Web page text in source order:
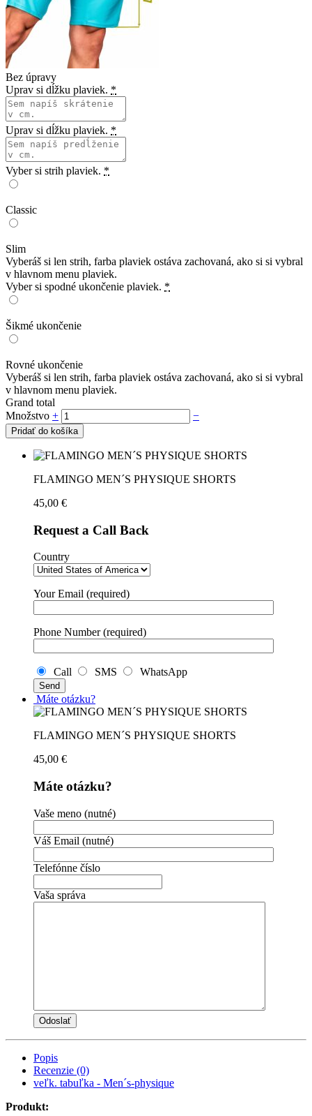
Bez úpravy
Uprav si dĺžku plaviek. *
Uprav si dĺžku plaviek. *
Vyber si strih plaviek. *
Classic
Slim
Vyberáš si len strih, farba plaviek ostáva zachovaná, ako si si vybral
v hlavnom menu plaviek.
Vyber si spodné ukončenie plaviek. *
Šikmé ukončenie
Rovné ukončenie
Vyberáš si len strih, farba plaviek ostáva zachovaná, ako si si vybral
v hlavnom menu plaviek.
Grand total
Množstvo + −
Pridať do košíka
FLAMINGO MEN´S PHYSIQUE SHORTS
45,00 €
Request a Call Back
Country
Your Email (required)
Phone Number (required)
Call SMS WhatsApp
Máte otázku?
FLAMINGO MEN´S PHYSIQUE SHORTS
45,00 €
Máte otázku?
Vaše meno (nutné)
Váš Email (nutné)
Telefónne číslo
Vaša správa
Popis
Recenzie (0)
veľk. tabuľka - Men´s-physique
Produkt: